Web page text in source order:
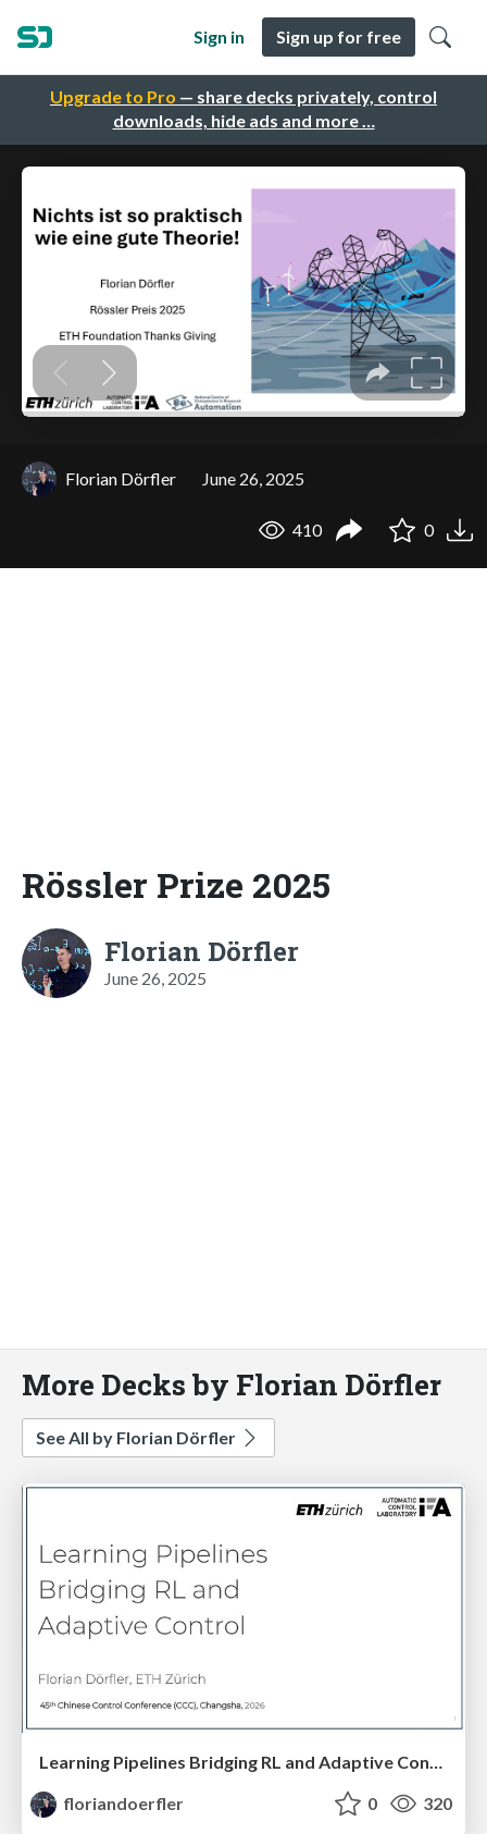
Upgrade to Pro — share decks privately, control
downloads, hide ads and more …
Sign in Sign up for free
Florian Dörfler June 26, 2025
410 0
Rössler Prize 2025
Florian Dörfler
June 26, 2025
More Decks by Florian Dörfler
See All by Florian Dörfler
Learning Pipelines Bridging RL and Adaptive Control
floriandoerfler
0 320